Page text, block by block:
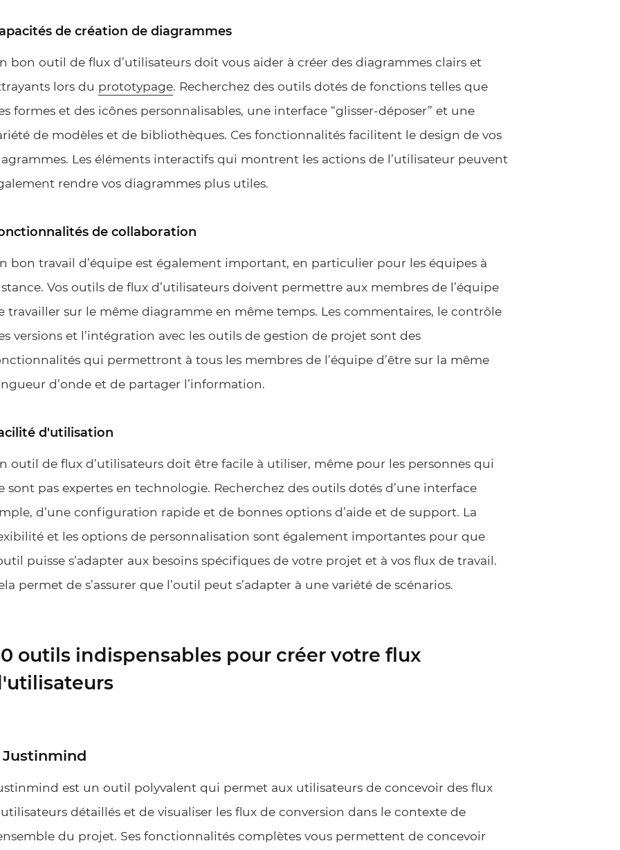
de création de diagrammes
bon outil de flux d’utilisateurs doit vous aider à créer des diagrammes clairs et
lors du prototypage. Recherchez des outils dotés de fonctions telles que
formes et des icônes personnalisables, une interface “glisser-déposer” et une
de modèles et de bibliothèques. Ces fonctionnalités facilitent le design de vos
Les éléments interactifs qui montrent les actions de l’utilisateur peuvent
rendre vos diagrammes plus utiles.
de collaboration
bon travail d’équipe est également important, en particulier pour les équipes à
Vos outils de flux d’utilisateurs doivent permettre aux membres de l’équipe
travailler sur le même diagramme en même temps. Les commentaires, le contrôle
versions et l’intégration avec les outils de gestion de projet sont des
qui permettront à tous les membres de l’équipe d’être sur la même
d’onde et de partager l’information.
d'utilisation
outil de flux d’utilisateurs doit être facile à utiliser, même pour les personnes qui
sont pas expertes en technologie. Recherchez des outils dotés d’une interface
d’une configuration rapide et de bonnes options d’aide et de support. La
et les options de personnalisation sont également importantes pour que
puisse s’adapter aux besoins spécifiques de votre projet et à vos flux de travail.
permet de s’assurer que l’outil peut s’adapter à une variété de scénarios.
outils indispensables pour créer votre flux
Justinmind
est un outil polyvalent qui permet aux utilisateurs de concevoir des flux
détaillés et de visualiser les flux de conversion dans le contexte de
du projet. Ses fonctionnalités complètes vous permettent de concevoir